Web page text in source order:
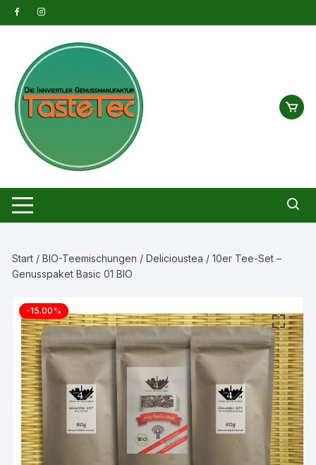
Zum
Inhalt
Start /BIO-Teemischungen /Delicioustea / 10er Tee-Set –
Genusspaket Basic 01 BIO
-15.00%